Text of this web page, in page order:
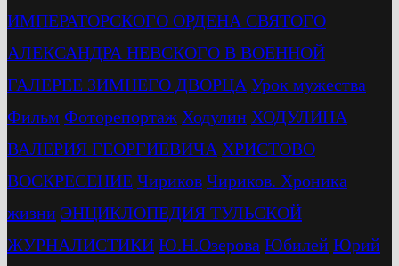
ИМПЕРАТОРСКОГО ОРДЕНА СВЯТОГО
АЛЕКСАНДРА НЕВСКОГО В ВОЕННОЙ
ГАЛЕРЕЕ ЗИМНЕГО ДВОРЦА Урок мужества
Фильм Фоторепортаж Ходулин ХОДУЛИНА
ВАЛЕРИЯ ГЕОРГИЕВИЧА ХРИСТОВО
ВОСКРЕСЕНИЕ Чириков Чириков. Хроника
жизни ЭНЦИКЛОПЕДИЯ ТУЛЬСКОЙ
ЖУРНАЛИСТИКИ Ю.Н.Озерова Юбилей Юрий